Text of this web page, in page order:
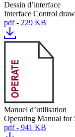
Dessin d’interface
Interface Control
pdf - 229 KB
Manuel d’utilisation
Operating Manual for
pdf - 941 KB